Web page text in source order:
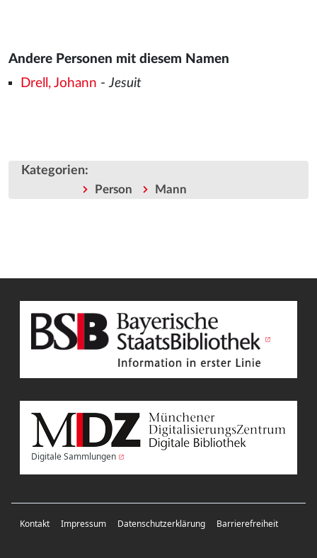
Andere Personen mit diesem Namen
Drell, Johann -Jesuit
Kategorien:
Person Mann
Digitale Sammlungen
Kontakt Impressum Datenschutzerklärung Barrierefreiheit